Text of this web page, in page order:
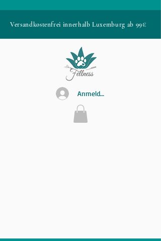
Versandkostenfrei innerhalb Luxemburg ab 99€
Anmelden